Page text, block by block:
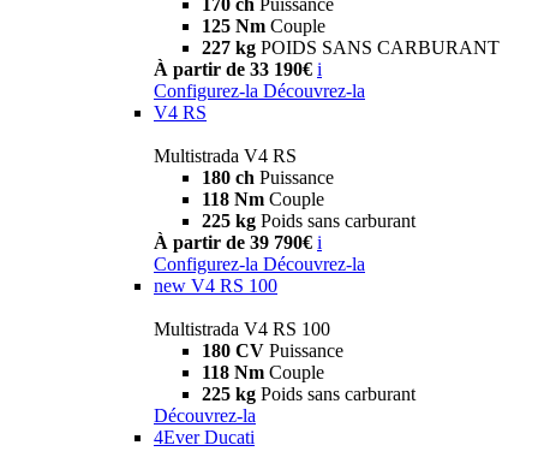
170 ch Puissance
125 Nm Couple
227 kg POIDS SANS CARBURANT
À partir de 33 190€ i
Configurez-la Découvrez-la
V4 RS
Multistrada V4 RS
180 ch Puissance
118 Nm Couple
225 kg Poids sans carburant
À partir de 39 790€ i
Configurez-la Découvrez-la
new V4 RS 100
Multistrada V4 RS 100
180 CV Puissance
118 Nm Couple
225 kg Poids sans carburant
Découvrez-la
4Ever Ducati